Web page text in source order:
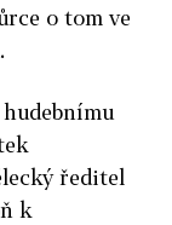
o tom ve
ředitel
k